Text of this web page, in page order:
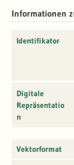
Informationen
Identifikator
Digitale
Repräsentatio
n
Vektorformat